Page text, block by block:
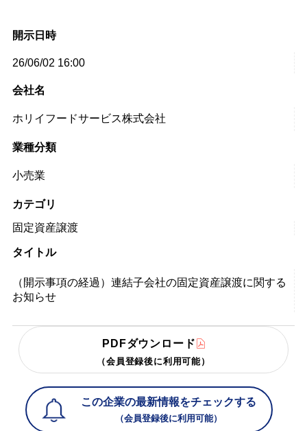
開示日時
26/06/02 16:00
会社名
ホリイフードサービス株式会社
業種分類
小売業
カテゴリ
固定資産譲渡
タイトル
（開示事項の経過）連結子会社の固定資産譲渡に関する
お知らせ
PDFダウンロード
（会員登録後に利用可能）
この企業の最新情報をチェックする
（会員登録後に利用可能）